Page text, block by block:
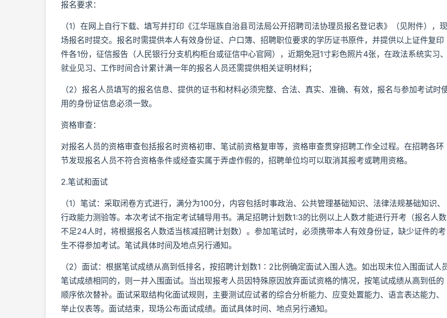
报名要求：
（1）在网上自行下载、填写并打印《江华瑶族自治县司法局公开招聘司法协理员报名登记表》（见附件），现
场报名时提交。报名时需提供本人有效身份证、户口簿、招聘职位要求的学历证书原件，并提供以上证件复印
件各1份，征信报告（人民银行分支机构柜台或征信中心官网），近期免冠1寸彩色照片4张，在政法系统实习
就业见习、工作时间合计累计满一年的报名人员还需提供相关证明材料；
（2）报名人员填写的报名信息、提供的证书和材料必须完整、合法、真实、准确、有效，报名与参加考试时
用的身份证信息必须一致。
资格审查：
对报名人员的资格审查包括报名时资格初审、笔试前资格复审等，资格审查贯穿招聘工作全过程。在招聘各环
节发现报名人员不符合资格条件或经查实属于弄虚作假的，招聘单位均可以取消其报考或聘用资格。
2.笔试和面试
（1）笔试：采取闭卷方式进行，满分为100分，内容包括时事政治、公共管理基础知识、法律法规基础知识、
行政能力测验等。本次考试不指定考试辅导用书。满足招聘计划数1:3的比例以上人数才能进行开考（报名人数
不足24人时，将根据报名人数适当核减招聘计划数）。参加笔试时，必须携带本人有效身份证，缺少证件的考
生不得参加考试。笔试具体时间及地点另行通知。
（2）面试：根据笔试成绩从高到低排名，按招聘计划数1∶2比例确定面试入围人选。如出现末位入围面试人
笔试成绩相同的，则一并入围面试。当出现报考人员因特殊原因放弃面试资格的情况，按笔试成绩从高到低的
顺序依次替补。面试采取结构化面试规则，主要测试应试者的综合分析能力、应变处置能力、语言表达能力、
举止仪表等。面试结束，现场公布面试成绩。面试具体时间、地点另行通知。